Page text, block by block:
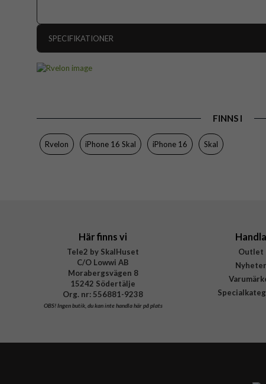
SPECIFIKATIONER
Egenskaper
Färg
Material
FINNS I
Rvelon iPhone 16 Skal iPhone 16 Skal
Här finns vi
Tele2 by SkalHuset
C/O Lowwi AB
Morabergsvägen 8
15242 Södertälje
Org. nr: 556881-9238
OBS!Ingen butik, du kan inte handla här på plats
Handla
Outlet
Nyheter